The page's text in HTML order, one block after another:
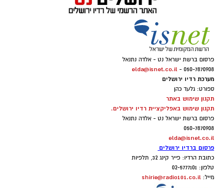
פרסום ברשת ישראל נט - אלדה נתנאל
050-7870908 -
elda@isnet.co.il
מערכת רדיו ירושלים
ספורט: גלעד כהן
תקנון שימוש באתר
תקנון שימוש באפליקציית רדיו ירושלים.
פרסום ברשת ישראל נט - אלדה נתנאל
050-7870908
elda@isnet.co.il
פרסום ברדיו ירושלים
כתובת הרדיו: פייר קינג 32, תלפיות
טלפון: 02-5777101
מייל: shirie@radio101.co.il